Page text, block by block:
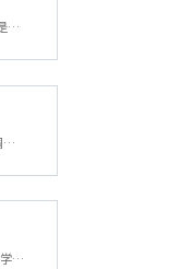
各位考生：经材料审核和综合考核，现将我院2026年“申请-考核”制博士研究生拟录取名单公示如下：录取学院录取专业身份证号姓名综合考核成绩是否拟录取录取类别金融学院金融学220103******4921杨 庆91.50是非定向金融学院金融学342201******0029夏梦琳85.25是非定向金融学院金融学530125******0418张俊保84.00是非定向金融学院金融学371502******3821陈丽丽82.50是非定向公示期：7天。公示期间如有异议请与我院研究生招生工作...
各位考生：为契合我院学科发展与研究生人才选拔的需要，经研究决定，拟对我院2027年全国硕士研究生招生考试（初试）部分专业考试科目作如下调整：专业代码专业名称研究方向考试单元调整前科目调整后科目025100金融金融科技商业银行经营管理公司金融金融工程与风险管理数字金融业务课一303数学（三）396经济类综合能力我院2027年硕士研究生招生学科专业与考试科目最终以学校研究生院发布的《浙江财经大学2027年硕士研究生招生简...
各学院(研究院)：根据《浙江财经大学优秀硕士、博士学位论文评选办法》(浙财大〔2026〕53号)文件精神，现将2026年浙江财经大学优秀硕士、博士学位论文评选工作有关事宜通知如下：一、评选的组织实施与原则（一）优秀硕士、博士学位论文评选工作在学校学位评定委员会指导下，由学校学位评定委员会办公室组织实施。（二）优秀硕士、博士学位论文评选工作应遵循“科学公正、注重创新、严格筛选、宁缺毋滥”的原则进行。二、评选标...